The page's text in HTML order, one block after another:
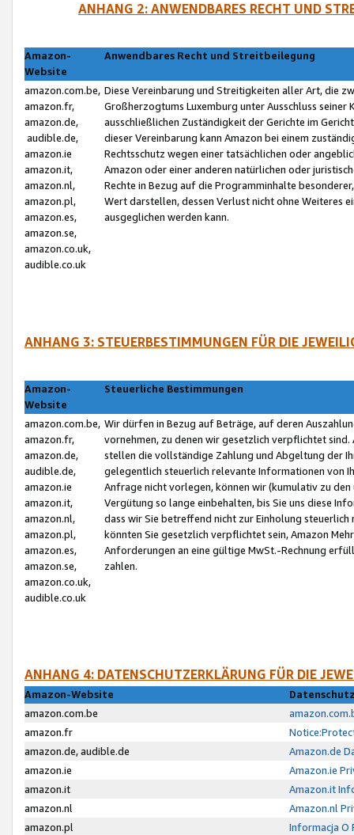
ANHANG 2: ANWENDBARES RECHT UND
Amazon-
Website
Anwendbares Recht und Streitbeilegung
amazon.com.be,
amazon.fr,
amazon.de,
audible.de,
amazon.ie
amazon.it,
amazon.nl,
amazon.pl,
amazon.es,
amazon.se,
amazon.co.uk,
audible.co.uk
Diese Vereinbarung und Streitigkeiten aller Art, die
Großherzogtums Luxemburg unter Ausschluss
ausschließlichen Zuständigkeit der Gerichte im
dieser Vereinbarung kann Amazon bei einem
Rechtsschutz wegen einer tatsächlichen oder
Amazon oder einer anderen natürlichen oder
Rechte in Bezug auf die Programminhalte
Wert darstellen, dessen Verlust nicht ohne Weiteres
ausgeglichen werden kann.
ANHANG 3: STEUERBESTIMMUNGEN FÜR DIE
Amazon-
Website
Steuerliche Bestimmungen
amazon.com.be,
amazon.fr,
amazon.de,
audible.de,
amazon.ie
amazon.it,
amazon.nl,
amazon.pl,
amazon.es,
amazon.se,
amazon.co.uk,
audible.co.uk
Wir dürfen in Bezug auf Beträge, auf deren
vornehmen, zu denen wir gesetzlich verpflichtet
stellen die vollständige Zahlung und Abgeltung der
gelegentlich steuerlich relevante Informationen von
Anfrage nicht vorlegen, können wir (kumulativ zu
Vergütung so lange einbehalten, bis Sie uns diese
dass wir Sie betreffend nicht zur Einholung
könnten Sie gesetzlich verpflichtet sein, Amazon
Anforderungen an eine gültige MwSt.-Rechnung
zahlen.
ANHANG 4: DATENSCHUTZERKLÄRUNG FÜR DIE
Amazon-Website
amazon.com.be
amazon.fr
amazon.de, audible.de
Amazon.de
amazon.ie
Amazon.ie
amazon.it
Amazon.it
amazon.nl
Amazon.nl
amazon.pl
Informacja O